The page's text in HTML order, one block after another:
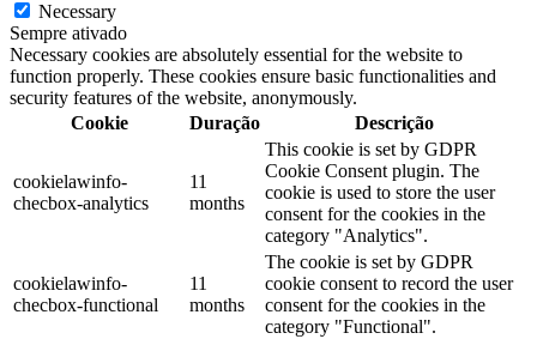
Necessary
Sempre ativado
Necessary cookies are absolutely essential for the website to
function properly. These cookies ensure basic functionalities and
security features of the website, anonymously.
Cookie
Duração Descrição
cookielawinfo-
checbox-analytics
11
months
This cookie is set by GDPR
Cookie Consent plugin. The
cookie is used to store the user
consent for the cookies in the
category "Analytics".
cookielawinfo-
checbox-functional
11
months
The cookie is set by GDPR
cookie consent to record the user
consent for the cookies in the
category "Functional".